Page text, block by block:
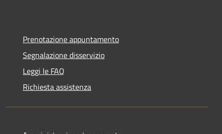
Prenotazione appuntamento
Segnalazione disservizio
Leggi le FAQ
Richiesta assistenza